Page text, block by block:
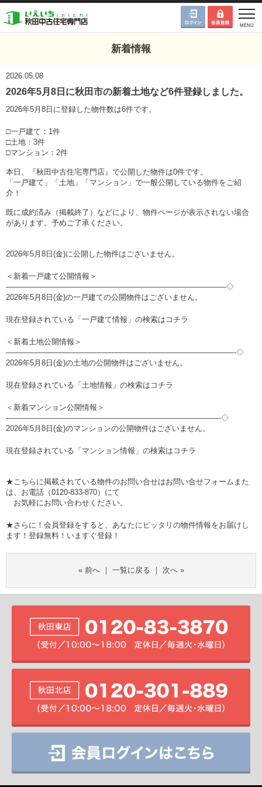
新着情報
2026.05.08
2026年5月8日に秋田市の新着土地など6件登録しました。
2026年5月8日に登録した物件数は6件です。
□一戸建て：1件
□土地：3件
□マンション：2件
本日、『秋田中古住宅専門店』で公開した物件は0件です。
「一戸建て」「土地」「マンション」で一般公開している物件をご紹
介！
既に成約済み（掲載終了）などにより、物件ページが表示されない場合
があります。予めご了承ください。
2026年5月8日(金)に公開した物件はございません。
＜新着一戸建て公開情報＞
—————————————————————————————◇
2026年5月8日(金)の一戸建ての公開物件はございません。
現在登録されている「一戸建て情報」の検索は コチラ
＜新着土地公開情報＞
——————————————————————————————-◇
2026年5月8日(金)の土地の公開物件はございません。
現在登録されている「土地情報」の検索は コチラ
＜新着マンション公開情報＞
————————————————————————————-◇
2026年5月8日(金)のマンションの公開物件はございません。
現在登録されている「マンション情報」の検索は コチラ
★こちらに掲載されている物件のお問い合せはお問い合せフォーム また
は、お電話（0120-833-870）にて
お気軽にお問い合わせください。
★さらに！会員登録をすると、あなたにピッタリの物件情報をお届けし
ます！登録無料！ いますぐ登録！
« 前へ｜ 一覧に戻る ｜ 次へ»